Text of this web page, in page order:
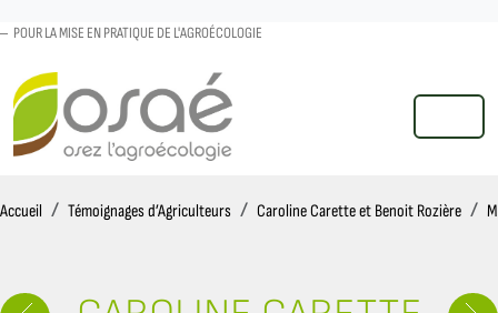
POUR LA MISE EN PRATIQUE DE L'AGROÉCOLOGIE
MENU
Accueil AccueilTémoignages d’Agriculteurs Caroline Carette et Benoit Rozière